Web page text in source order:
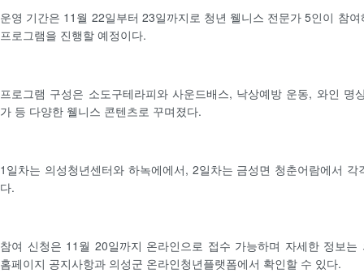
운영 기간은 11월 22일부터 23일까지로 청년 웰니스 전문가 5인이 참
프로그램을 진행할 예정이다.
프로그램 구성은 소도구테라피와 사운드배스, 낙상예방 운동, 와인 명
가 등 다양한 웰니스 콘텐츠로 꾸며졌다.
1일차는 의성청년센터와 하녹에에서, 2일차는 금성면 청춘어람에서 각
다.
참여 신청은 11월 20일까지 온라인으로 접수 가능하며 자세한 정보는
홈페이지 공지사항과 의성군 온라인청년플랫폼에서 확인할 수 있다.